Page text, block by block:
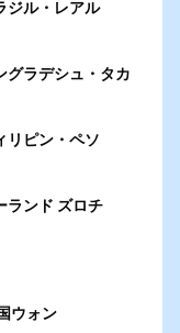
ル・レアル
ラデシュ・タカ
ピン・ペソ
ンド ズロチ
ウォン